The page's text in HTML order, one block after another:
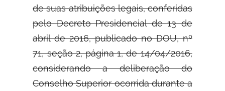
de suas atribuições legais, conferidas
pelo Decreto Presidencial de 13 de
abril de 2016, publicado no DOU, nº
71, seção 2, página 1, de 14/04/2016,
considerando a deliberação do
Conselho Superior ocorrida durante a